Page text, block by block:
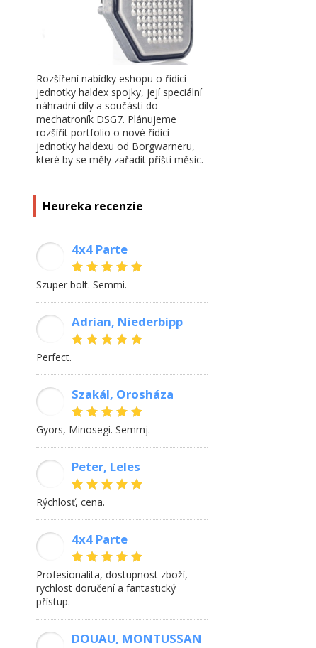
Rozšíření nabídky eshopu o řídící
jednotky haldex spojky, její speciální
náhradní díly a součásti do
mechatroník DSG7. Plánujeme
rozšířit portfolio o nové řídící
jednotky haldexu od Borgwarneru,
které by se měly zařadit příští měsíc.
Heureka recenzie
4x4 Parte
Szuper bolt. Semmi.
Adrian, Niederbipp
Perfect.
Szakál, Orosháza
Gyors, Minosegi. Semmj.
Peter, Leles
rýchlosť, cena.
4x4 Parte
Profesionalita, dostupnost zboží,
rychlost doručení a fantastický
přístup.
DOUAU, MONTUSSAN